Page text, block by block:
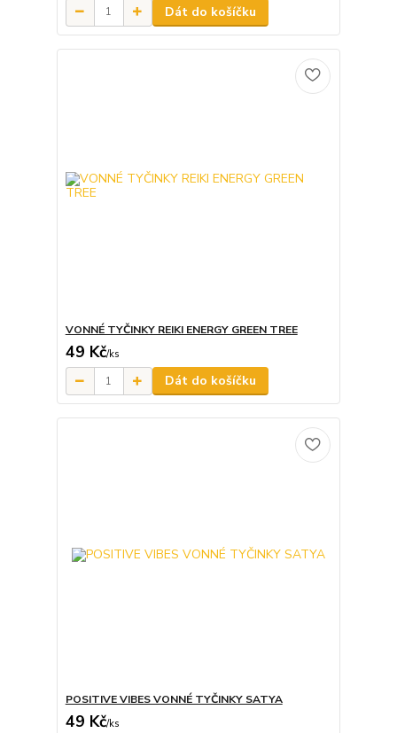
Dát do košíčku
VONNÉ TYČINKY REIKI ENERGY GREEN TREE
49 Kč/ks
Dát do košíčku
POSITIVE VIBES VONNÉ TYČINKY SATYA
49 Kč/ks